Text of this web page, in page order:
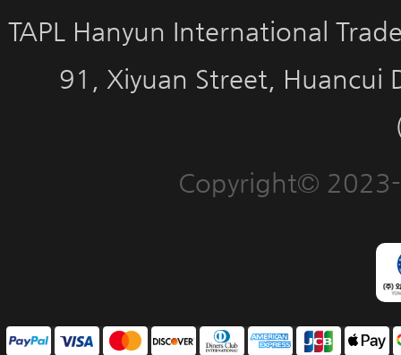
TAPL Hanyun International
91, Xiyuan Street, Huancui
Copyright©